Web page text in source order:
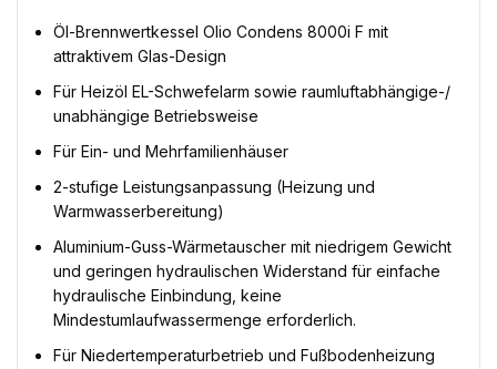
Öl-Brennwertkessel Olio Condens 8000i F mit
attraktivem Glas-Design
Für Heizöl EL-Schwefelarm sowie raumluftabhängige-/
unabhängige Betriebsweise
Für Ein- und Mehrfamilienhäuser
2-stufige Leistungsanpassung (Heizung und
Warmwasserbereitung)
Aluminium-Guss-Wärmetauscher mit niedrigem Gewicht
und geringen hydraulischen Widerstand für einfache
hydraulische Einbindung, keine
Mindestumlaufwassermenge erforderlich.
Für Niedertemperaturbetrieb und Fußbodenheizung